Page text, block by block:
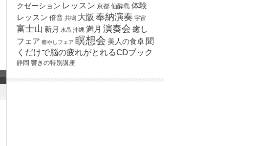
クゼーション レッスン 京都 仙酔島 体験
レッスン 倍音 共鳴 大阪 奉納演奏 宇宙
富士山 新月 水晶 沖縄 満月 演奏会 癒し
フェア 癒やしフェア 瞑想会 美人の食卓 聞
くだけで脳の疲れがとれるCDブック
静岡 響きの特別講座